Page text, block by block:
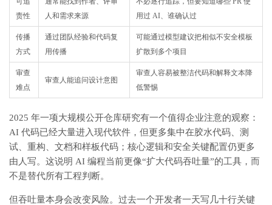
责性
人和需求来源
用过 AI、谁确认过
传播
方式
通过团队经验和代码复
用传播
可能通过模型建议把相似不安全模板
扩散到多个项目
审查
难点
审查人能追问设计意图
审查人容易被整洁代码和解释文本降
低警惕
2025 年一项大规模公开仓库研究有一个值得企业注意的观察：
AI 代码已经大量进入现代软件，但更多集中在胶水代码、测
试、重构、文档和样板代码；核心逻辑和安全关键配置仍更多
由人写。这说明 AI 编程当前更像“扩大代码吞吐量”的工具，而
不是替代所有工程判断。
但吞吐量本身会改变风险。过去一个开发者一天写几十行关键